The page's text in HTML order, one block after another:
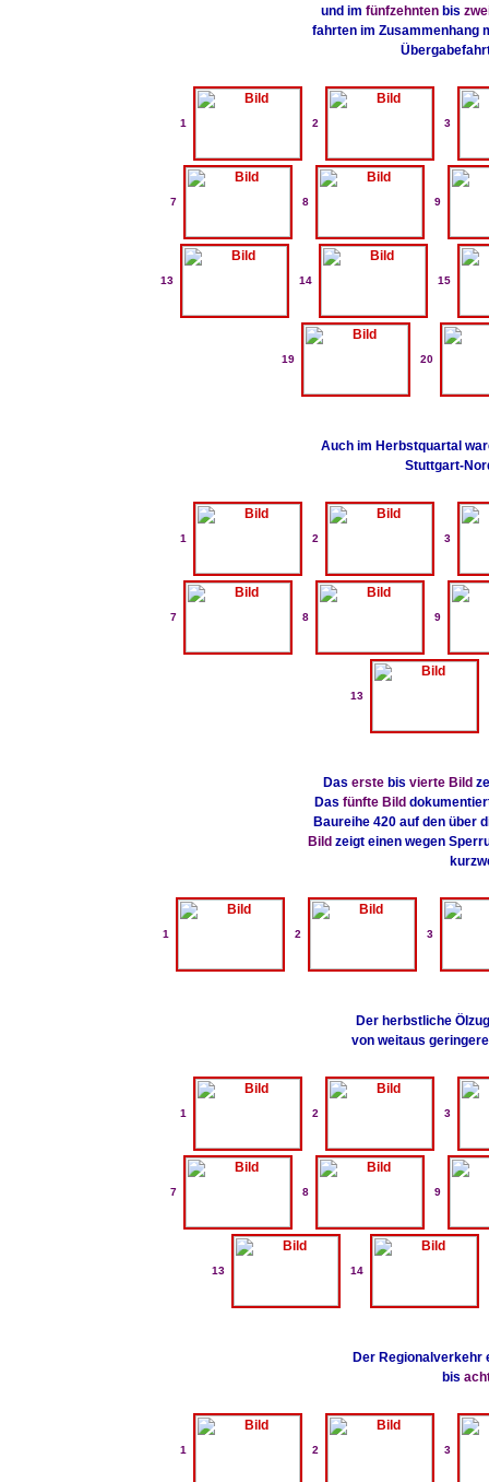
und imfünfzehnten bis
fahrten im Zusammenhang
1 2 3
7 8 9
13 14 15
19 20
Auch im Herbstquartal
Stuttgart-
1 2 3
7 8 9
13
Das erste bis vierte Bild
Dasfünfte Bild
Baureihe 420 auf den über
Bildzeigt einen wegen
1 2 3
Der herbstliche
von weitaus
1 2 3
7 8 9
13 14
Der
bis
1 2 3